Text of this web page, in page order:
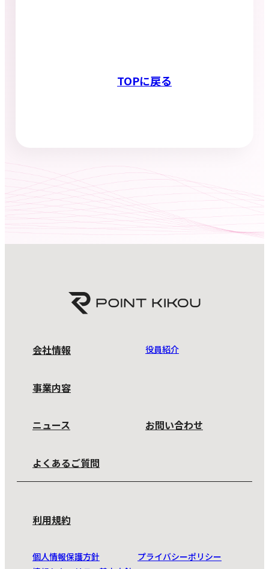
TOPに戻る
会社情報 役員紹介
事業内容
ニュース お問い合わせ
よくあるご質問
利用規約
個人情報保護方針
プライバシーポリシー